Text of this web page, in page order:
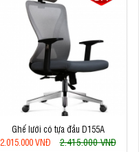
Ghế lưới có tựa đầu D155A
2.015.000 VNĐ
2.415.000 VNĐ